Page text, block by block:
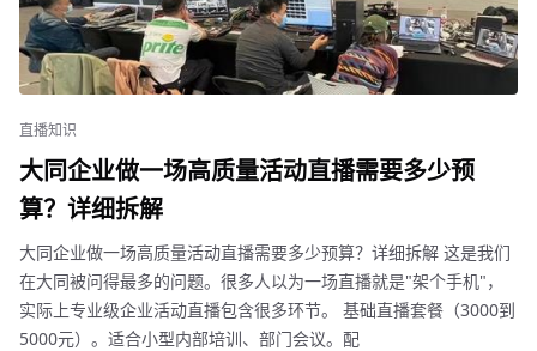
直播知识
大同企业做一场高质量活动直播需要多少预
算？详细拆解
大同企业做一场高质量活动直播需要多少预算？详细拆解 这是我们
在大同被问得最多的问题。很多人以为一场直播就是"架个手机"，
实际上专业级企业活动直播包含很多环节。 基础直播套餐（3000到
5000元）。适合小型内部培训、部门会议。配